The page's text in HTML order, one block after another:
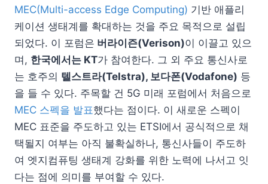
MEC(Multi-access Edge Computing) 기반 애플리
케이션 생태계를 확대하는 것을 주요 목적으로 설립
되었다. 이 포럼은 버라이즌(Verison)이 이끌고 있으
며, 한국에서는 KT가 참여한다. 그 외 주요 통신사로
는 호주의 텔스트라(Telstra), 보다폰(Vodafone) 등
을 들 수 있다. 주목할 건 5G 미래 포럼에서 처음으로
MEC 스펙을 발표했다는 점이다. 이 새로운 스펙이
MEC 표준을 주도하고 있는 ETSI에서 공식적으로 채
택될지 여부는 아직 불확실하나, 통신사들이 주도하
여 엣지컴퓨팅 생태계 강화를 위한 노력에 나서고 잇
다는 점에 의미를 부여할 수 있다.